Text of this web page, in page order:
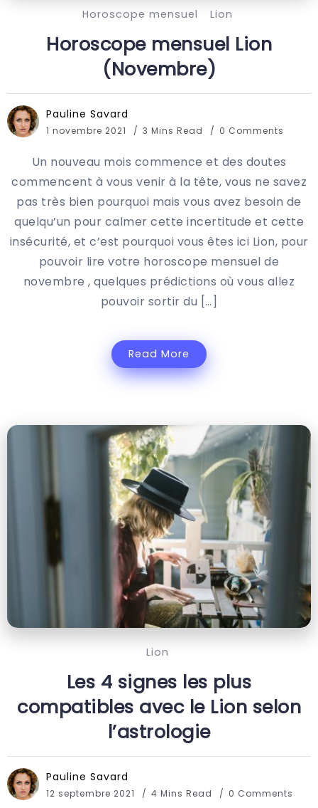
Horoscope mensuel Lion
Horoscope mensuel Lion
(Novembre)
Pauline Savard
1 novembre 2021 3 Mins Read 0 Comments
Un nouveau mois commence et des doutes
commencent à vous venir à la tête, vous ne savez
pas très bien pourquoi mais vous avez besoin de
quelqu’un pour calmer cette incertitude et cette
insécurité, et c’est pourquoi vous êtes ici Lion, pour
pouvoir lire votre horoscope mensuel de
novembre , quelques prédictions où vous allez
pouvoir sortir du […]
Read More
Lion
Les 4 signes les plus
compatibles avec le Lion selon
l’astrologie
Pauline Savard
12 septembre 2021 4 Mins Read 0 Comments